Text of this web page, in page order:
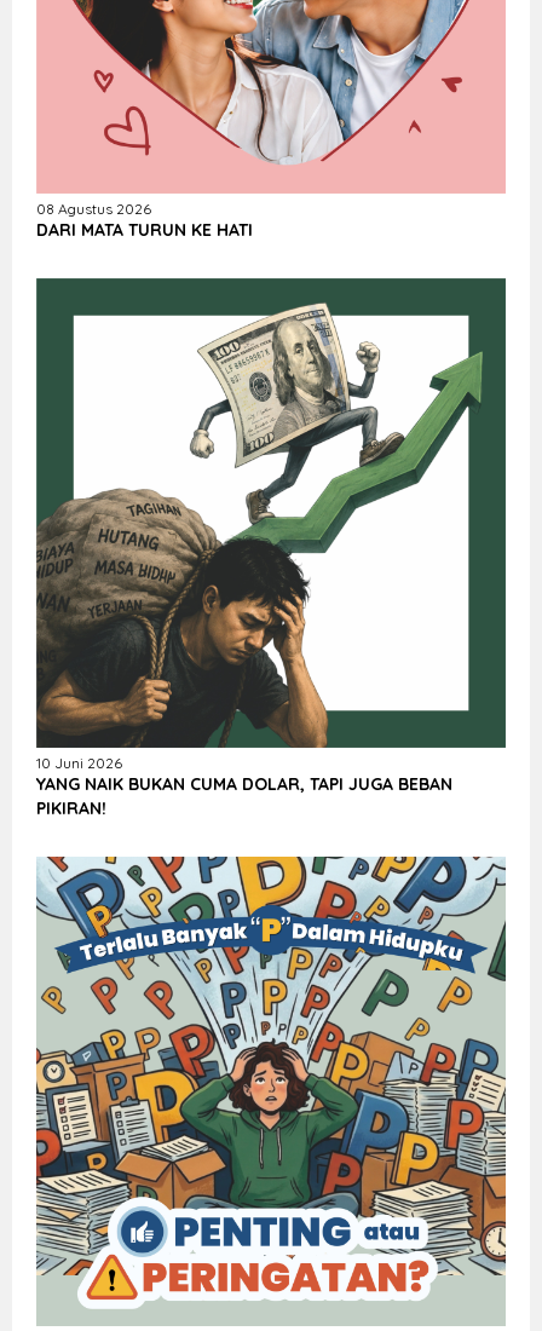
08 Agustus 2026
DARI MATA TURUN KE HATI
10 Juni 2026
YANG NAIK BUKAN CUMA DOLAR, TAPI JUGA BEBAN
PIKIRAN!